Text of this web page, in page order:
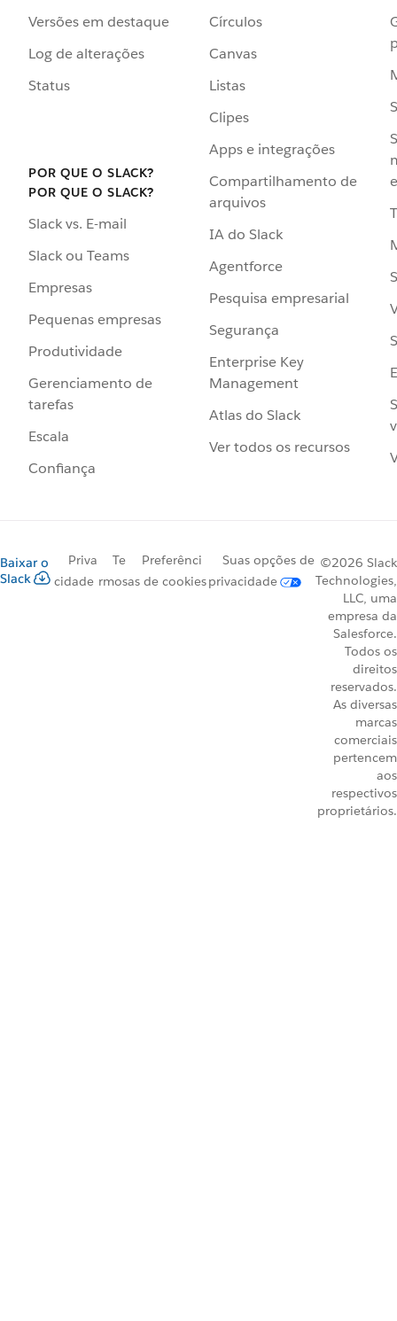
Versões em destaque
Log de alterações
Status
POR QUE O SLACK?
POR QUE O SLACK?
Slack vs. E-mail
Slack ou Teams
Empresas
Pequenas empresas
Produtividade
Gerenciamento de
tarefas
Escala
Confiança
Círculos
Canvas
Listas
Clipes
Apps e integrações
Compartilhamento de
arquivos
IA do Slack
Agentforce
Pesquisa empresarial
Segurança
Enterprise Key
Management
Atlas do Slack
Ver todos os recursos
Baixar o
Slack
Priva
cidade
Te
rmos
Preferênci
as de cookies
Suas opções de
privacidade
©2026 Slack
Technologies,
LLC, uma
empresa da
Salesforce.
Todos os
direitos
reservados.
As diversas
marcas
comerciais
pertencem
aos
respectivos
proprietários.